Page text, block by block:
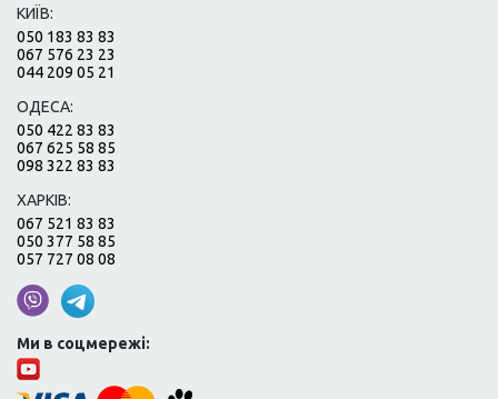
КИЇВ:
050 183 83 83
067 576 23 23
044 209 05 21
ОДЕСА:
050 422 83 83
067 625 58 85
098 322 83 83
ХАРКІВ:
067 521 83 83
050 377 58 85
057 727 08 08
Ми в соцмережі: